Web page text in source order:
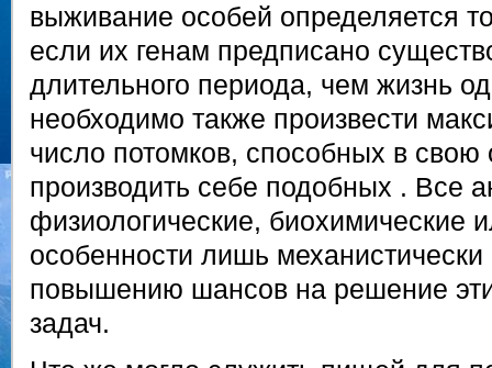
выживание особей определяется
если их генам предписано
длительного периода, чем жизнь
необходимо также произвести
число потомков, способных в свою
производить себе подобных . Все
физиологические, биохимические
особенности лишь механистически
повышению шансов на решение
задач.